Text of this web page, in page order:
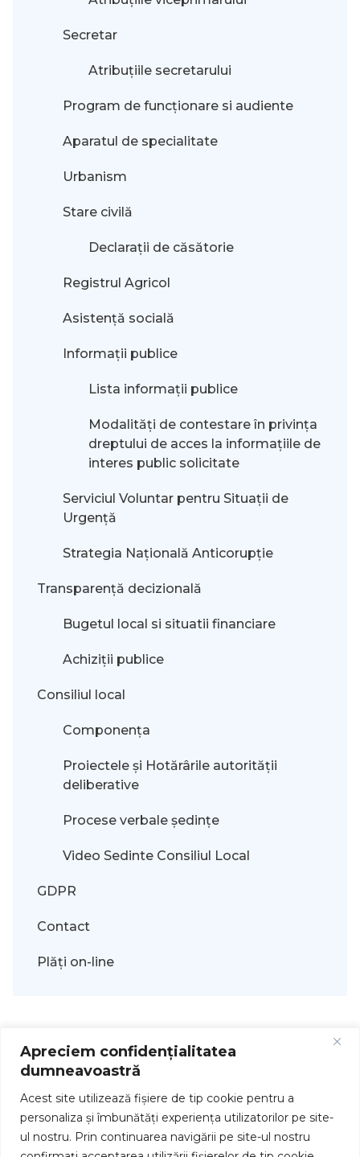
Apreciem confidențialitatea
dumneavoastră
Acest site utilizează fişiere de tip cookie pentru a
personaliza și îmbunătăți experiența utilizatorilor pe site-
ul nostru. Prin continuarea navigării pe site-ul nostru
Secretar
Atribuțiile secretarului
Program de funcționare si audiente
Aparatul de specialitate
Urbanism
Stare civilă
Declarații de căsătorie
Registrul Agricol
Asistență socială
Informații publice
Lista informații publice
Modalităţi de contestare în privinţa
dreptului de acces la informaţiile de
interes public solicitate
Serviciul Voluntar pentru Situații de
Urgență
Strategia Națională Anticorupție
Transparență decizională
Bugetul local si situatii financiare
Achiziții publice
Consiliul local
Componența
Proiectele și Hotărârile autorității
deliberative
Procese verbale ședințe
Video Sedinte Consiliul Local
GDPR
Contact
Plăți on-line
Drepturi de autor © 2026